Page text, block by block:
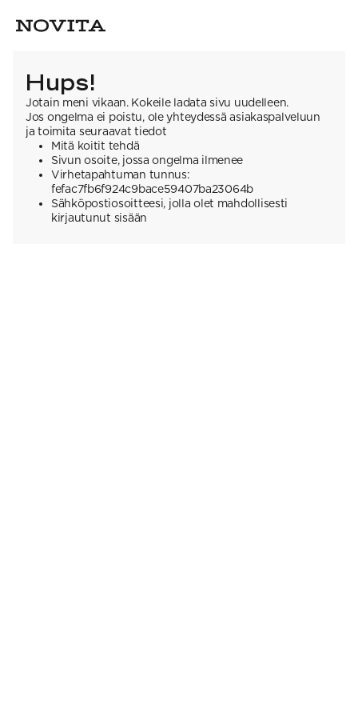
Hups!
Jotain meni vikaan. Kokeile ladata sivu uudelleen.
Jos ongelma ei poistu, ole yhteydessä asiakaspalveluun
ja toimita seuraavat tiedot
Mitä koitit tehdä
Sivun osoite, jossa ongelma ilmenee
Virhetapahtuman tunnus:
fefac7fb6f924c9bace59407ba23064b
Sähköpostiosoitteesi, jolla olet mahdollisesti
kirjautunut sisään